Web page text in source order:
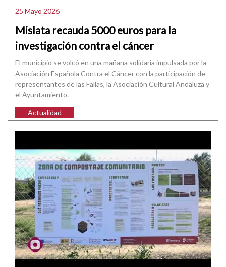
25 Mayo 2026
Mislata recauda 5000 euros para la
investigación contra el cáncer
El municipio se volcó en una mañana solidaria impulsada por la
Asociación Española Contra el Cáncer con la participación de
representantes de las Fallas, la Asociación Cultural Andaluza y
el Ayuntamiento.
Actualidad